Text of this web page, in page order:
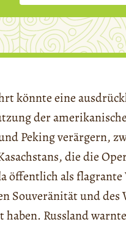
könnte eine
der
Peking verärgern,
die die
öffentlich als
Souveränität und des
Russland